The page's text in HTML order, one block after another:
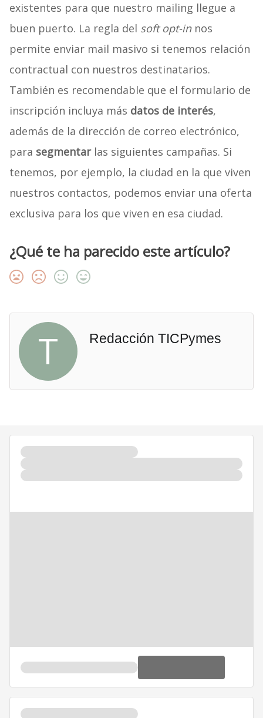
existentes para que nuestro mailing llegue a
buen puerto. La regla del soft opt-in nos
permite enviar mail masivo si tenemos relación
contractual con nuestros destinatarios.
También es recomendable que el formulario de
inscripción incluya más datos de interés,
además de la dirección de correo electrónico,
para segmentarlas siguientes campañas. Si
tenemos, por ejemplo, la ciudad en la que viven
nuestros contactos, podemos enviar una oferta
exclusiva para los que viven en esa ciudad.
¿Qué te ha parecido este artículo?
T Redacción TICPymes